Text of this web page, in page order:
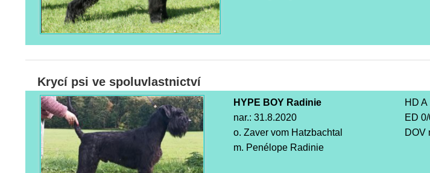
Krycí psi ve spoluvlastnictví
HYPE BOY Radinie
nar.: 31.8.2020
o. Zaver vom Hatzbachtal
m. Penélope Radinie
HD A
ED
DOV